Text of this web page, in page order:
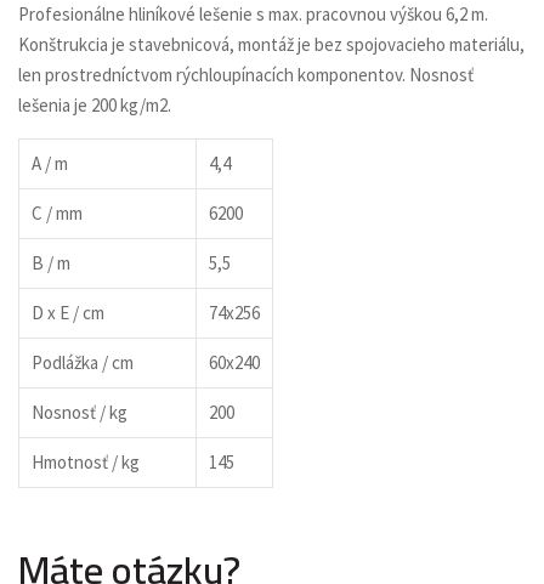
Profesionálne hliníkové lešenie s max. pracovnou výškou 6,2 m.
Konštrukcia je stavebnicová, montáž je bez spojovacieho materiálu,
len prostredníctvom rýchloupínacích komponentov. Nosnosť
lešenia je 200 kg/m2.
A / m 4,4
C / mm 6200
B / m 5,5
D x E / cm 74x256
Podlážka / cm 60x240
Nosnosť / kg 200
Hmotnosť / kg 145
Máte otázku?